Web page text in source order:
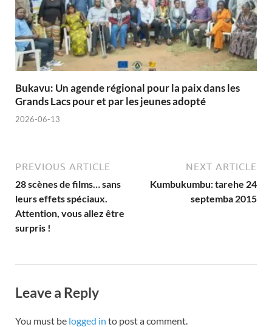
Bukavu: Un agende régional pour la paix dans les
Grands Lacs pour et par les jeunes adopté
2026-06-13
PREVIOUS ARTICLE
28 scènes de films… sans
leurs effets spéciaux.
Attention, vous allez être
surpris !
NEXT ARTICLE
Kumbukumbu: tarehe 24
septemba 2015
Leave a Reply
You must be logged in to post a comment.